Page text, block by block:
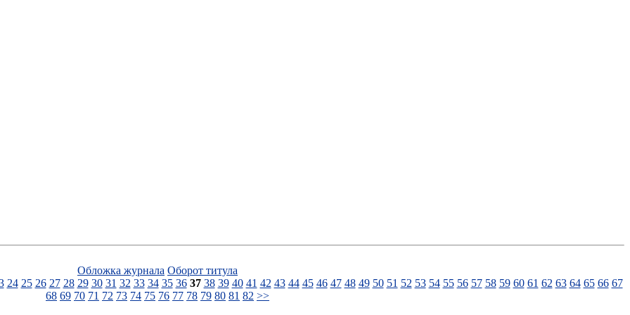
Обложка журнала Оборот титула
24 25 26 27 28 29 30 31 32 33 34 35 36 37 38 39 40 41 42 43 44 45 46 47 48 49 50 51 52 53 54 55 56 57 58 59 60 61 62 63 64 65 66 67
68 69 70 71 72 73 74 75 76 77 78 79 80 81 82 >>